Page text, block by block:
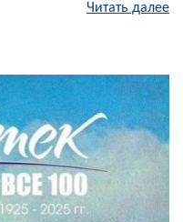
Читать далее